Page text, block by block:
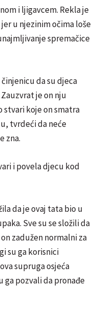
i ljigavcem. Rekla je
u njezinim očima loše
spremačice
da su djeca
je on nju
stvari koje on smatra
tvrdeći da neće
zna.
i povela djecu kod
da je ovaj tata bio u
Sve su se složili da
zadužen normalni za
su ga korisnici
supruga osjeća
pozvali da pronađe